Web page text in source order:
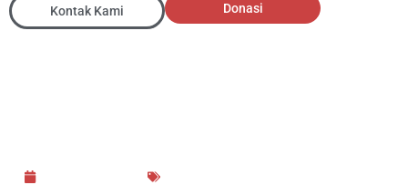
Kontak Kami Donasi